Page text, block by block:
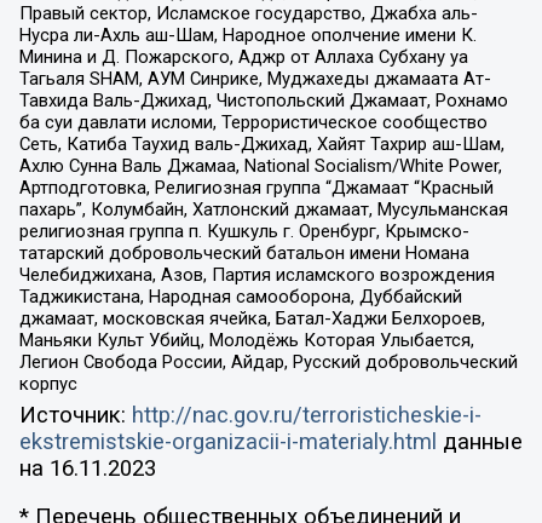
Правый сектор, Исламское государство, Джабха аль-
Нусра ли-Ахль аш-Шам, Народное ополчение имени К.
Минина и Д. Пожарского, Аджр от Аллаха Субхану уа
Тагьаля SHAM, АУМ Синрике, Муджахеды джамаата Ат-
Тавхида Валь-Джихад, Чистопольский Джамаат, Рохнамо
ба суи давлати исломи, Террористическое сообщество
Сеть, Катиба Таухид валь-Джихад, Хайят Тахрир аш-Шам,
Ахлю Сунна Валь Джамаа, National Socialism/White Power,
Артподготовка, Религиозная группа “Джамаат “Красный
пахарь”, Колумбайн, Хатлонский джамаат, Мусульманская
религиозная группа п. Кушкуль г. Оренбург, Крымско-
татарский добровольческий батальон имени Номана
Челебиджихана, Азов, Партия исламского возрождения
Таджикистана, Народная самооборона, Дуббайский
джамаат, московская ячейка, Батал-Хаджи Белхороев,
Маньяки Культ Убийц, Молодёжь Которая Улыбается,
Легион Свобода России, Айдар, Русский добровольческий
корпус
Источник: http://nac.gov.ru/terroristicheskie-i-
ekstremistskie-organizacii-i-materialy.html данные
на 16.11.2023
* Перечень общественных объединений и